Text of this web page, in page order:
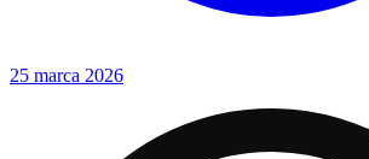
25 marca 2026